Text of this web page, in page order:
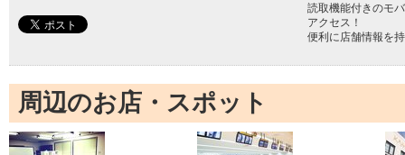
読取機能付きのモ
アクセス！
便利に店舗情報を
周辺のお店・スポット